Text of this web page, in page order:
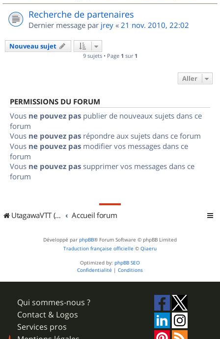
Recherche de partenaires
Dernier message par jrey « 21 nov. 2010, 22:02
Nouveau sujet
9 sujets • Page 1 sur 1
Aller
PERMISSIONS DU FORUM
Vous ne pouvez pas publier de nouveaux sujets dans ce
forum
Vous ne pouvez pas répondre aux sujets dans ce forum
Vous ne pouvez pas modifier vos messages dans ce
forum
Vous ne pouvez pas supprimer vos messages dans ce
forum
UtagawaVTT (Randos VTT et VTTAE avec traces GPS) Accueil forum
Développé par phpBB® Forum Software © phpBB Limited
Traduction française officielle © Qiaeru
Optimized by: phpBB SEO
Confidentialité | Conditions
Qui sommes-nous ?
Contact & Logos
Services pros